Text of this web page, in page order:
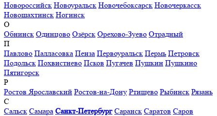
Новороссийск Новоуральск Новочебоксарск Новочеркасск
Новошахтинск Ногинск
О
Обнинск Одинцово Озёрск Орехово-Зуево Отрадный
П
Павлово Палласовка Пенза Первоуральск Пермь Петровск
Подольск Похвистнево Псков Пугачев Пушкин Пушкино
Пятигорск
Р
Ростов Ярославский Ростов-на-Дону Ртищево Рыбинск Рязань
С
Сальск Самара Санкт-Петербург Саранск Саратов Саров